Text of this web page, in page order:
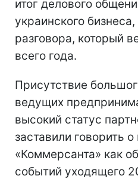
итог делового
украинского
разговора, который
всего года.
Присутствие
ведущих
высокий статус
заставили говорить
«Коммерсанта» как
событий уходящего